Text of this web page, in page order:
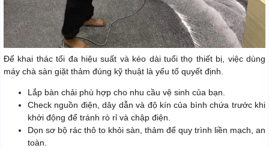
Để khai thác tối đa hiệu suất và kéo dài tuổi thọ thiết bị, việc dùng
máy chà sàn giặt thảm đúng kỹ thuật là yếu tố quyết định.
Lắp bàn chải phù hợp cho nhu cầu vệ sinh của bạn.
Check nguồn điện, dây dẫn và độ kín của bình chứa trước khi
khởi động để tránh rò rỉ và chập điện.
Dọn sơ bộ rác thô to khỏi sàn, thảm để quy trình liền mạch, an
toàn.